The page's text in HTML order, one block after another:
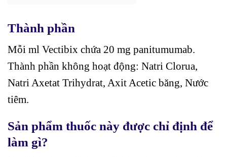
Thành phần
Mỗi ml Vectibix chứa 20 mg panitumumab.
Thành phần không hoạt động: Natri Clorua,
Natri Axetat Trihydrat, Axit Acetic băng, Nước
tiêm.
Sản phẩm thuốc này được chỉ định để
làm gì?